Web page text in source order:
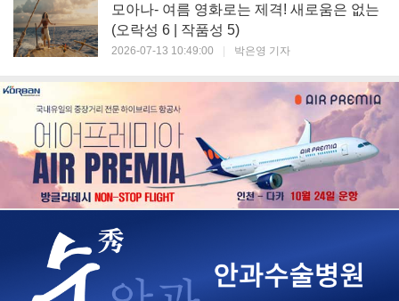
모아나- 여름 영화로는 제격! 새로움은 없는
(오락성 6 | 작품성 5)
2026-07-13 10:49:00 박은영 기자